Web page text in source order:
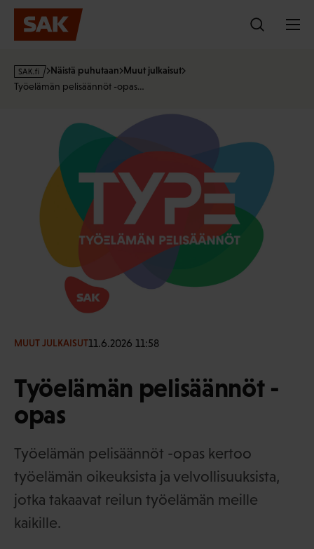
Hyppää
sisältöön
s
a
Näistä puhutaan Muut julkaisut
Työelämän pelisäännöt -opas…
MUUT JULKAISUT11.6.2026 11:58
Työelämän pelisäännöt -
opas
Työelämän pelisäännöt -opas kertoo
työelämän oikeuksista ja velvollisuuksista,
jotka takaavat reilun työelämän meille
kaikille.